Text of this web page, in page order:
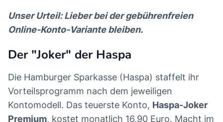
Unser Urteil: Lieber bei der gebührenfreien
Online-Konto-Variante bleiben.
Der "Joker" der Haspa
Die Hamburger Sparkasse (Haspa) staffelt ihr
Vorteilsprogramm nach dem jeweiligen
Kontomodell. Das teuerste Konto, Haspa-Joker
Premium, kostet monatlich 16,90 Euro. Macht im